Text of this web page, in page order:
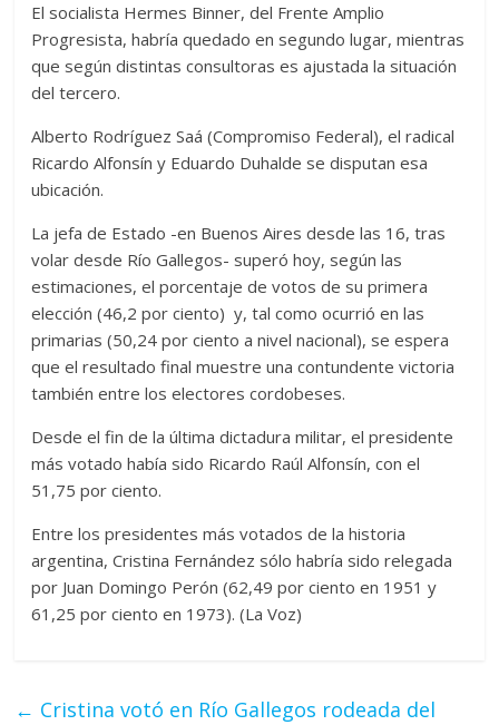
El socialista Hermes Binner, del Frente Amplio
Progresista, habría quedado en segundo lugar, mientras
que según distintas consultoras es ajustada la situación
del tercero.
Alberto Rodríguez Saá (Compromiso Federal), el radical
Ricardo Alfonsín y Eduardo Duhalde se disputan esa
ubicación.
La jefa de Estado -en Buenos Aires desde las 16, tras
volar desde Río Gallegos- superó hoy, según las
estimaciones, el porcentaje de votos de su primera
elección (46,2 por ciento) y, tal como ocurrió en las
primarias (50,24 por ciento a nivel nacional), se espera
que el resultado final muestre una contundente victoria
también entre los electores cordobeses.
Desde el fin de la última dictadura militar, el presidente
más votado había sido Ricardo Raúl Alfonsín, con el
51,75 por ciento.
Entre los presidentes más votados de la historia
argentina, Cristina Fernández sólo habría sido relegada
por Juan Domingo Perón (62,49 por ciento en 1951 y
61,25 por ciento en 1973). (La Voz)
← Cristina votó en Río Gallegos rodeada del